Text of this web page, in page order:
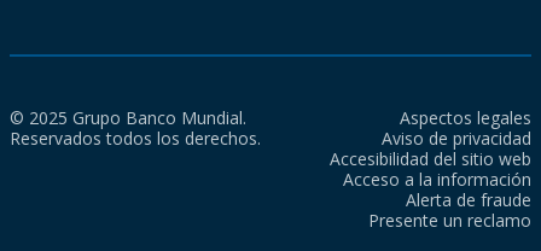
© 2025 Grupo Banco Mundial.
Reservados todos los derechos.
Aspectos legales
Aviso de privacidad
Accesibilidad del sitio web
Acceso a la información
Alerta de fraude
Presente un reclamo